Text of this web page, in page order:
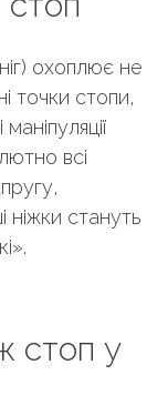
охоплює не
точки стопи,
всі
ніжки стануть
стоп у